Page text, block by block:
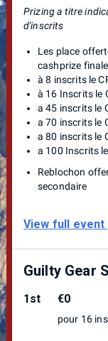
Prizing a titre
d'inscrits
Les place
cashprize
à 8 inscrits le
à 16 Inscrits le
a 45 inscrits le
a 70 inscrits le
a 80 inscrits le
a 100 Inscrits
Reblochon
secondaire
View full event
Guilty Gear
1st €0
pour 16